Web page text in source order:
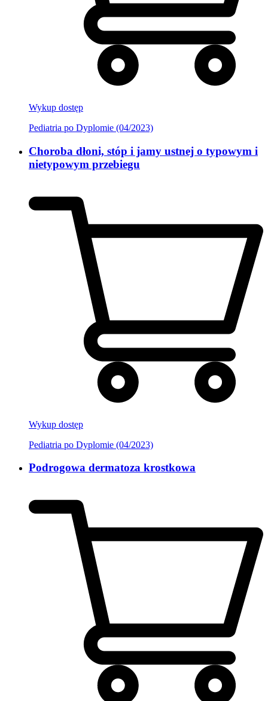
Wykup dostęp
Pediatria po Dyplomie (04/2023)
Choroba dłoni, stóp i jamy ustnej o typowym i
nietypowym przebiegu
Wykup dostęp
Pediatria po Dyplomie (04/2023)
Podrogowa dermatoza krostkowa